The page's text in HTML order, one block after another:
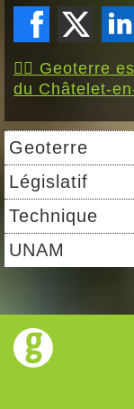
🏃‍♂️ Geoterre
du Châtelet-
Geoterre
Législatif
Technique
UNAM